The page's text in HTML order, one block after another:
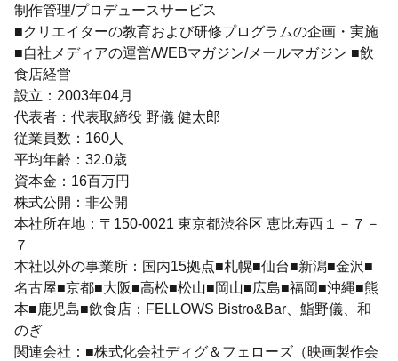
制作管理/プロデュースサービス
■クリエイターの教育および研修プログラムの企画・実施
■自社メディアの運営/WEBマガジン/メールマガジン ■飲
食店経営
設立：2003年04月
代表者：代表取締役 野儀 健太郎
従業員数：160人
平均年齢：32.0歳
資本金：16百万円
株式公開：非公開
本社所在地：〒150-0021 東京都渋谷区 恵比寿西１－７－
７
本社以外の事業所：国内15拠点■札幌■仙台■新潟■金沢■
名古屋■京都■大阪■高松■松山■岡山■広島■福岡■沖縄■熊
本■鹿児島■飲食店：FELLOWS Bistro&Bar、鮨野儀、和
のぎ
関連会社：■株式化会社ディグ＆フェローズ（映画製作会